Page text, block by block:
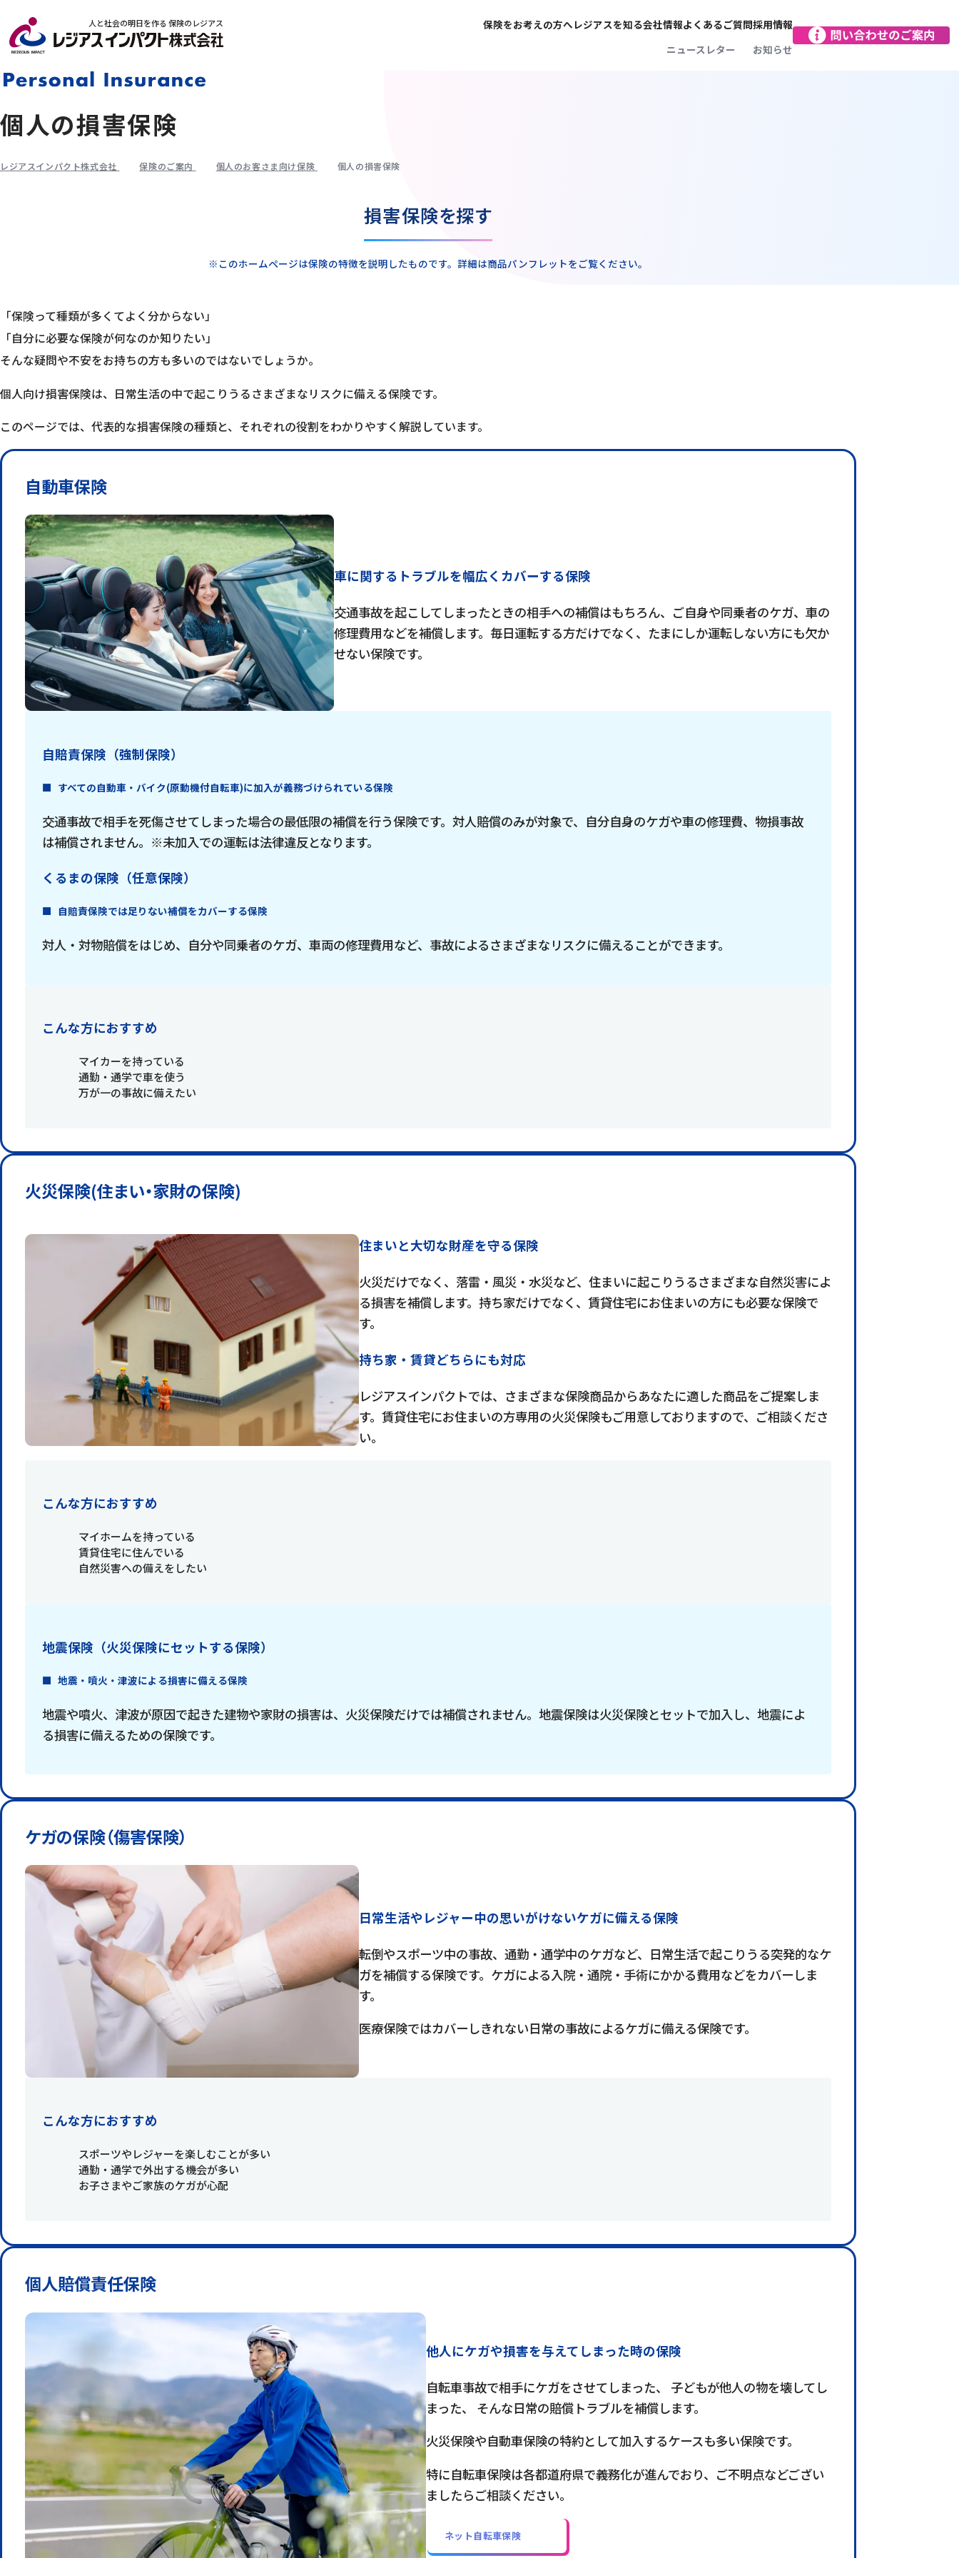
人と社会の明日を作る 保険のレジアス 保険をお考えの方へ
ご家族の安心と未来をつくる
レジアスを知る
お客さま本位がモットー
会社情報
SDGsに向けた取り組み
よくあるご質問採用情報
ニュースレター
お知らせ
個人の損害保険
レジアスインパクト株式会社 保険のご案内 個人のお客さま向け保険 個人の損害保険
損害保険を探す
※このホームページは保険の特徴を説明したものです。詳細は商品パンフレットをご覧ください。
「保険って種類が多くてよく分からない」
「自分に必要な保険が何なのか知りたい」
そんな疑問や不安をお持ちの方も多いのではないでしょうか。
個人向け損害保険は、日常生活の中で起こりうるさまざまなリスクに備える保険です。
このページでは、代表的な損害保険の種類と、それぞれの役割をわかりやすく解説しています。
自動車保険
車に関するトラブルを幅広くカバーする保険
交通事故を起こしてしまったときの相手への補償はもちろん、ご自身や同乗者のケガ、車の
修理費用などを補償します。毎日運転する方だけでなく、たまにしか運転しない方にも欠か
せない保険です。
自賠責保険（強制保険）
すべての自動車・バイク(原動機付自転車)に加入が義務づけられている保険
交通事故で相手を死傷させてしまった場合の最低限の補償を行う保険です。対人賠償のみが対象で、自分自身のケガや車の修理費、物損事故
は補償されません。※未加入での運転は法律違反となります。
くるまの保険（任意保険）
自賠責保険では足りない補償をカバーする保険
対人・対物賠償をはじめ、自分や同乗者のケガ、車両の修理費用など、事故によるさまざまなリスクに備えることができます。
こんな方におすすめ
マイカーを持っている
通勤・通学で車を使う
万が一の事故に備えたい
火災保険(住まい・家財の保険)
住まいと大切な財産を守る保険
火災だけでなく、落雷・風災・水災など、住まいに起こりうるさまざまな自然災害によ
る損害を補償します。持ち家だけでなく、賃貸住宅にお住まいの方にも必要な保険で
す。
持ち家・賃貸どちらにも対応
レジアスインパクトでは、さまざまな保険商品からあなたに適した商品をご提案しま
す。賃貸住宅にお住まいの方専用の火災保険もご用意しておりますので、ご相談くださ
い。
こんな方におすすめ
マイホームを持っている
賃貸住宅に住んでいる
自然災害への備えをしたい
地震保険（火災保険にセットする保険）
地震・噴火・津波による損害に備える保険
地震や噴火、津波が原因で起きた建物や家財の損害は、火災保険だけでは補償されません。地震保険は火災保険とセットで加入し、地震によ
る損害に備えるための保険です。
ケガの保険（傷害保険）
日常生活やレジャー中の思いがけないケガに備える保険
転倒やスポーツ中の事故、通勤・通学中のケガなど、日常生活で起こりうる突発的なケ
ガを補償する保険です。ケガによる入院・通院・手術にかかる費用などをカバーしま
す。
医療保険ではカバーしきれない日常の事故によるケガに備える保険です。
こんな方におすすめ
スポーツやレジャーを楽しむことが多い
通勤・通学で外出する機会が多い
お子さまやご家族のケガが心配
個人賠償責任保険
他人にケガや損害を与えてしまった時の保険
自転車事故で相手にケガをさせてしまった、 子どもが他人の物を壊してし
まった、 そんな日常の賠償トラブルを補償します。
火災保険や自動車保険の特約として加入するケースも多い保険です。
特に自転車保険は各都道府県で義務化が進んでおり、ご不明点などござい
ましたらご相談ください。
ネット自転車保険